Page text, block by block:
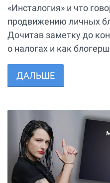
«Инсталогия» и что
продвижению личных
Дочитав заметку до
о налогах и как
ДАЛЬШЕ